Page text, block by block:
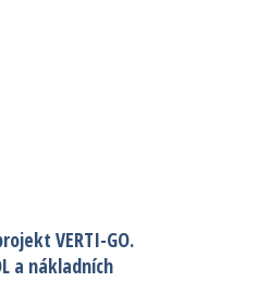
VERTI-GO.
a nákladních